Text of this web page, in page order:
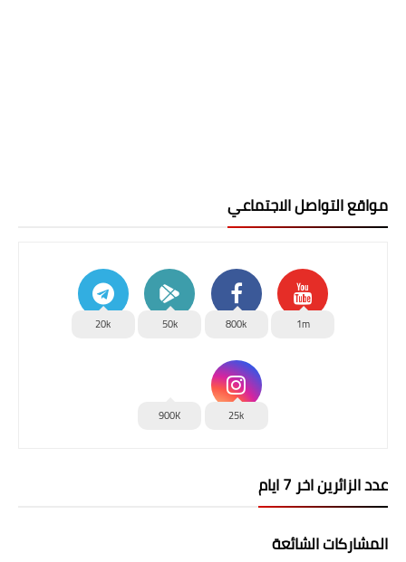
مواقع التواصل الاجتماعي
1m
800k
50k
20k
25k
900K
عدد الزائرين اخر 7 ايام
المشاركات الشائعة